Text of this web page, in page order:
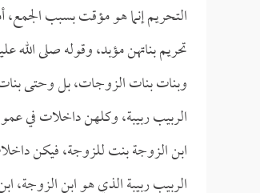
التحريم إنما هو مؤقت بسبب
تحريم بناتهن مؤبد، وقوله صلى الله
وبنات بنات الزوجات، بل وحتى
الربيب ربيبة، وكلهن داخلات في
ابن الزوجة بنت للزوجة، فيكن
الربيب ربيبة الذي هو ابن الزوجة،